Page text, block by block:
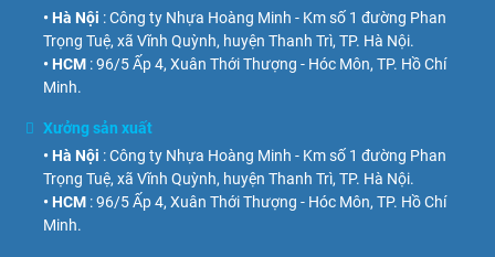
• Hà Nội : Công ty Nhựa Hoàng Minh - Km số 1 đường Phan
Trọng Tuệ, xã Vĩnh Quỳnh, huyện Thanh Trì, TP. Hà Nội.
• HCM : 96/5 Ấp 4, Xuân Thới Thượng - Hóc Môn, TP. Hồ Chí
Minh.
Xưởng sản xuất
• Hà Nội : Công ty Nhựa Hoàng Minh - Km số 1 đường Phan
Trọng Tuệ, xã Vĩnh Quỳnh, huyện Thanh Trì, TP. Hà Nội.
• HCM : 96/5 Ấp 4, Xuân Thới Thượng - Hóc Môn, TP. Hồ Chí
Minh.